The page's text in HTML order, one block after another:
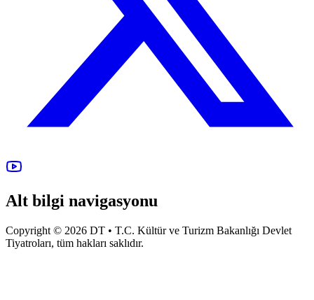
Alt bilgi navigasyonu
Copyright © 2026 DT • T.C. Kültür ve Turizm Bakanlığı Devlet
Tiyatroları, tüm hakları saklıdır.